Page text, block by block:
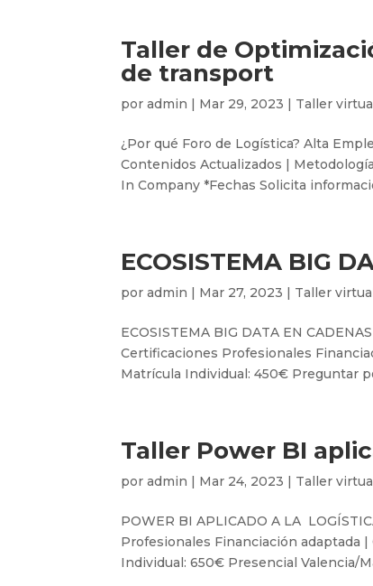
Taller de
de transport
poradmin | Mar 29, 2023 | Taller
¿Por qué Foro de Logística? Alta
Contenidos Actualizados |
In Company *Fechas Solicita
ECOSISTEMA BIG
poradmin | Mar 27, 2023 | Taller
ECOSISTEMA BIG DATA EN
Certificaciones Profesionales
Matrícula Individual: 450€ Preguntar
Taller Power BI
poradmin | Mar 24, 2023 | Taller
POWER BI APLICADO A LA
Profesionales Financiación adaptada
Individual: 650€ Presencial Valencia/